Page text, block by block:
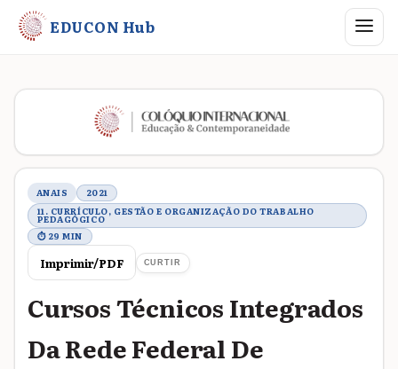
EDUCON Hub Abrir
Metadados do trabalho
ANAIS
2021
11. CURRÍCULO, GESTÃO E ORGANIZAÇÃO DO TRABALHO
PEDAGÓGICO
⏱ 29 MIN
Imprimir/PDF CURTIR
Cursos Técnicos Integrados
Da Rede Federal De